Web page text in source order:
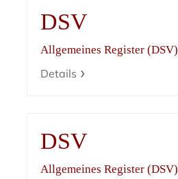
DSV
Allgemeines Register (DSV)
Details
DSV
Allgemeines Register (DSV)